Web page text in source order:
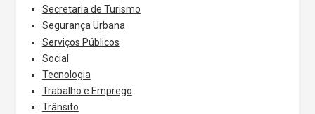
Secretaria de Turismo
Segurança Urbana
Serviços Públicos
Social
Tecnologia
Trabalho e Emprego
Trânsito